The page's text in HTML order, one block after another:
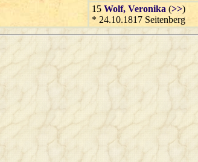
15 Wolf, Veronika (>>)
* 24.10.1817 Seitenberg